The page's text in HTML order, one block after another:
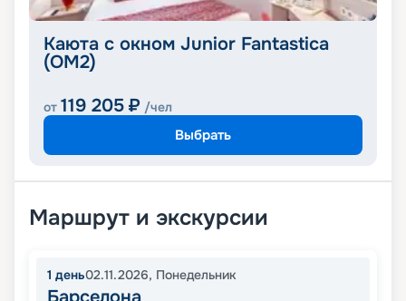
Каюта с окном Junior Fantastica
(OM2)
от 119 205 ₽ /чел
Выбрать
Маршрут и экскурсии
1 день02.11.2026, Понедельник